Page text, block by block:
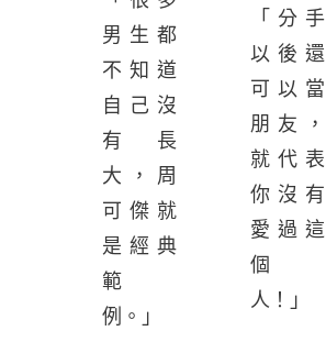
男生都
不知道
自己沒
有長
大，周
可傑就
是經典
範
例。」
「分手
以後還
可以當
朋友，
就代表
你沒有
愛過這
個
人！」